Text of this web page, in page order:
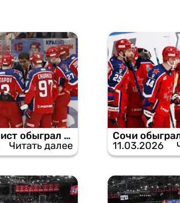
Автомобилист обыграл ЦСКА — 3:0
Читать далее
Сочи
11.03.2026